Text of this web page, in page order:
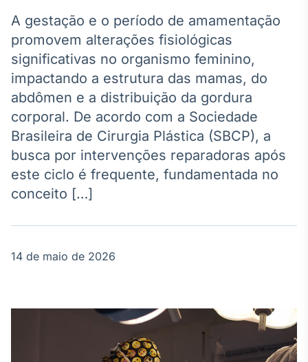
Agro
Tudo sobre o
agronegócio
Broadcast
Político
Os bastidores da
tempo real
Energia
Broadcast
White Label
Plataforma para
A gestação e o período de amamentação
promovem alterações fisiológicas
significativas no organismo feminino,
impactando a estrutura das mamas, do
abdômen e a distribuição da gordura
corporal. De acordo com a Sociedade
Brasileira de Cirurgia Plástica (SBCP), a
busca por intervenções reparadoras após
este ciclo é frequente, fundamentada no
conceito […]
14 de maio de 2026